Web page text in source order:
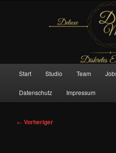
Deluxe
Start Studio Team
Datenschutz Impressum
Beitragsnavigation
← Vorheriger